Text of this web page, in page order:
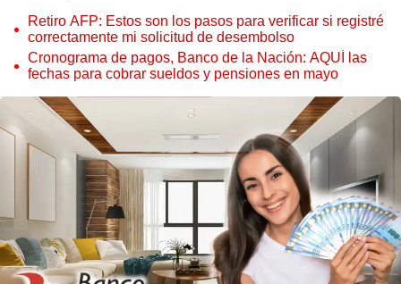
Retiro AFP: Estos son los pasos para verificar si registré
correctamente mi solicitud de desembolso
Cronograma de pagos, Banco de la Nación: AQUÍ las
fechas para cobrar sueldos y pensiones en mayo